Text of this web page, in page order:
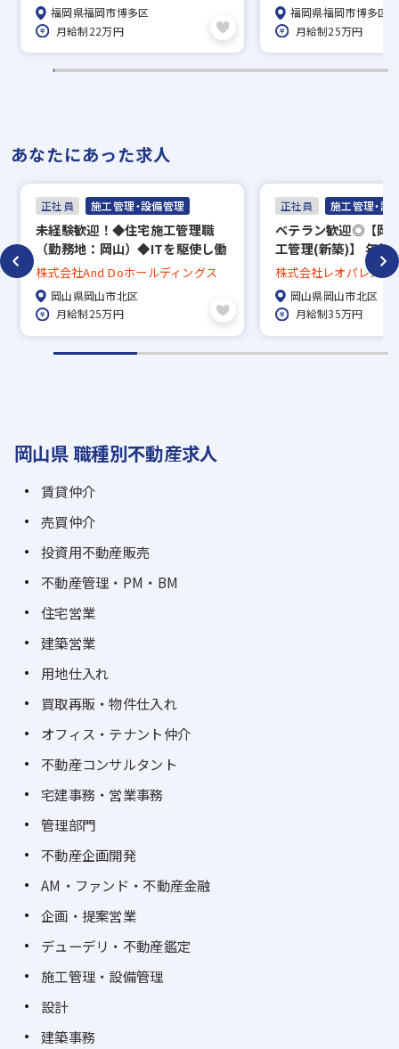
福岡県福岡市博多区
月給制22万円
福岡県福岡市博多区
月給制25万円
あなたにあった求人
正社員 施工管理・設備管理
未経験歓迎！◆住宅施工管理職
（勤務地：岡山）◆ITを駆使し働
き方改革を進めております！／資
格手当有！1級建築施工管理技士2
万円、他
株式会社And Doホールディングス
岡山県岡山市北区
月給制25万円
正社員 施工管理・設
ベテラン歓迎◎【岡
工管理(新築)】 年休
祝休）/福利厚生充
市場
株式会社レオパレス21
岡山県岡山市北区
月給制35万円
岡山県 職種別不動産求人
賃貸仲介
売買仲介
投資用不動産販売
不動産管理・PM・BM
住宅営業
建築営業
用地仕入れ
買取再販・物件仕入れ
オフィス・テナント仲介
不動産コンサルタント
宅建事務・営業事務
管理部門
不動産企画開発
AM・ファンド・不動産金融
企画・提案営業
デューデリ・不動産鑑定
施工管理・設備管理
設計
建築事務